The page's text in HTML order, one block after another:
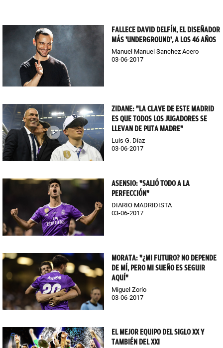
FALLECE DAVID DELFÍN, EL DISEÑADOR
MÁS 'UNDERGROUND', A LOS 46 AÑOS
Manuel Manuel Sanchez Acero
03-06-2017
ZIDANE: "LA CLAVE DE ESTE MADRID
ES QUE TODOS LOS JUGADORES SE
LLEVAN DE PUTA MADRE"
Luis G. Díaz
03-06-2017
ASENSIO: "SALIÓ TODO A LA
PERFECCIÓN"
DIARIO MADRIDISTA
03-06-2017
MORATA: "¿MI FUTURO? NO DEPENDE
DE MÍ, PERO MI SUEÑO ES SEGUIR
AQUÍ"
Miguel Zorío
03-06-2017
EL MEJOR EQUIPO DEL SIGLO XX Y
TAMBIÉN DEL XXI